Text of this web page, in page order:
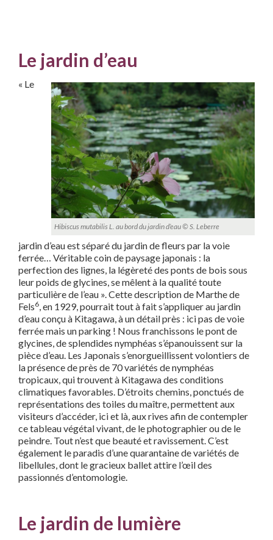
Le jardin d’eau
Hibiscus mutabilis L. au bord du jardin d’eau © S. Leberre
« Le
jardin d’eau est séparé du jardin de fleurs par la voie
ferrée… Véritable coin de paysage japonais : la
perfection des lignes, la légèreté des ponts de bois sous
leur poids de glycines, se mêlent à la qualité toute
particulière de l’eau ». Cette description de Marthe de
Fels6 , en 1929, pourrait tout à fait s’appliquer au jardin
d’eau conçu à Kitagawa, à un détail près : ici pas de voie
ferrée mais un parking ! Nous franchissons le pont de
glycines, de splendides nymphéas s’épanouissent sur la
pièce d’eau. Les Japonais s’enorgueillissent volontiers de
la présence de près de 70 variétés de nymphéas
tropicaux, qui trouvent à Kitagawa des conditions
climatiques favorables. D’étroits chemins, ponctués de
représentations des toiles du maître, permettent aux
visiteurs d’accéder, ici et là, aux rives afin de contempler
ce tableau végétal vivant, de le photographier ou de le
peindre. Tout n’est que beauté et ravissement. C’est
également le paradis d’une quarantaine de variétés de
libellules, dont le gracieux ballet attire l’œil des
passionnés d’entomologie.
Le jardin de lumière